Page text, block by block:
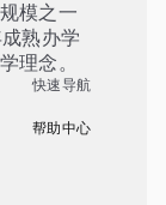
模之一
熟办学
理念。
快速导航
帮助中心